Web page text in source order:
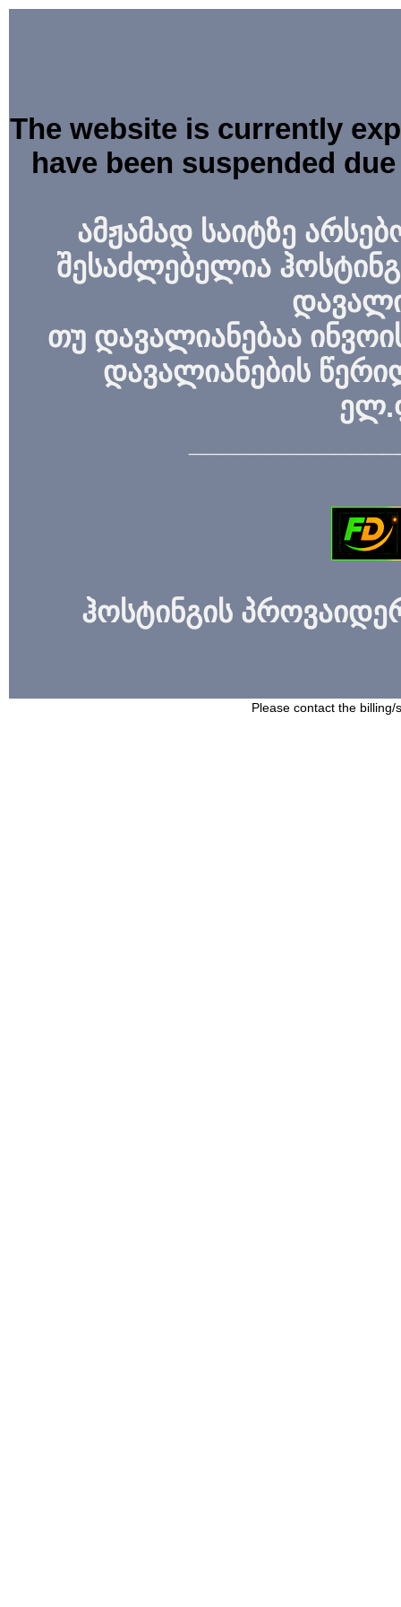
The website is currently
have been suspended
ამჟამად საიტზე
შესაძლებელია
თუ დავალიანებაა
დავალიანების
ჰოსტინგის
Please contact the